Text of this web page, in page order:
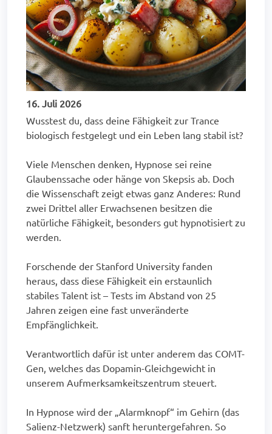
16. Juli 2026
Wusstest du, dass deine Fähigkeit zur Trance
biologisch festgelegt und ein Leben lang stabil ist?
Viele Menschen denken, Hypnose sei reine
Glaubenssache oder hänge von Skepsis ab. Doch
die Wissenschaft zeigt etwas ganz Anderes: Rund
zwei Drittel aller Erwachsenen besitzen die
natürliche Fähigkeit, besonders gut hypnotisiert zu
werden.
Forschende der Stanford University fanden
heraus, dass diese Fähigkeit ein erstaunlich
stabiles Talent ist – Tests im Abstand von 25
Jahren zeigen eine fast unveränderte
Empfänglichkeit.
Verantwortlich dafür ist unter anderem das COMT-
Gen, welches das Dopamin-Gleichgewicht in
unserem Aufmerksamkeitszentrum steuert.
In Hypnose wird der „Alarmknopf“ im Gehirn (das
Salienz-Netzwerk) sanft heruntergefahren. So